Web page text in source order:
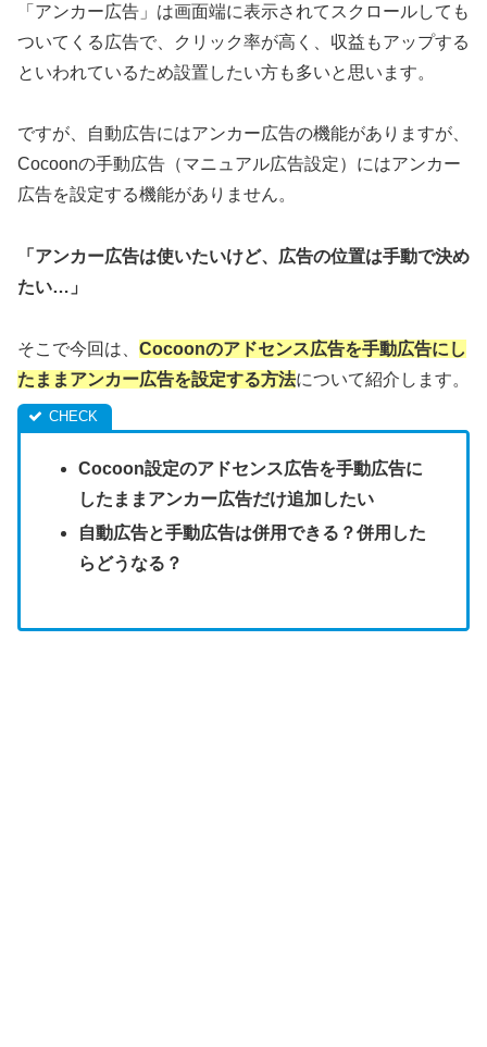
「アンカー広告」は画面端に表示されてスクロールしても
ついてくる広告で、クリック率が高く、収益もアップする
といわれているため設置したい方も多いと思います。
ですが、自動広告にはアンカー広告の機能がありますが、
Cocoonの手動広告（マニュアル広告設定）にはアンカー
広告を設定する機能がありません。
「アンカー広告は使いたいけど、広告の位置は手動で決め
たい…」
そこで今回は、 Cocoonのアドセンス広告を手動広告にし
たままアンカー広告を設定する方法について紹介します。
Cocoon設定のアドセンス広告を手動広告に
したままアンカー広告だけ追加したい
自動広告と手動広告は併用できる？併用した
らどうなる？